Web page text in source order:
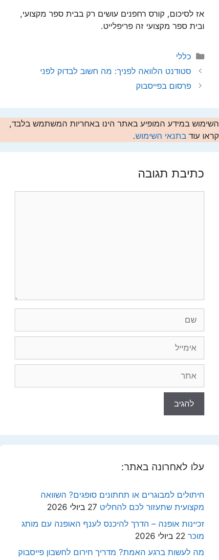
אז לסיכום, קורס רחפנים עושים רק בבית ספר מקצועי,
ובית ספר מקצועי זה פריפלייט.
קטגוריות
כללי
סטודנט הלוואה לפניך: מה חשוב לבדוק לפני
פרסום בפייסבוק
השימוש במידע המופיע באתר הינו באחריות המשתמש בלבד,
קראו עוד בתנאי השימוש.
כתיבת תגובה
עלו לאחרונה באתר:
חיתולים למבוגרים או תחתונים סופגים? השוואה
מקצועית שתעזור לכם להחליט 27 ביולי 2026
זכיינות אופנה – הדרך להיכנס לענף האופנה עם מותג
מוכר 22 ביולי 2026
מה לעשות ברגע האמת? מדריך חירום לחשבון פייסבוק